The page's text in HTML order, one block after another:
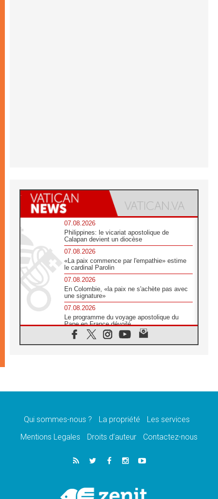
07.08.2026
Philippines: le vicariat apostolique de
Calapan devient un diocèse
07.08.2026
«La paix commence par l'empathie» estime
le cardinal Parolin
07.08.2026
En Colombie, «la paix ne s'achète pas avec
une signature»
07.08.2026
Le programme du voyage apostolique du
Pape en France dévoilé
07.08.2026
1ère Conférence continentale sur l'éducation
07.08.2026
07.08.2026
lancement des «dix jours de prière pour la
06.08.2026
Préparatifs des JMJ 2027 à Séoul: «c'est
Chrétiens et confucéens: respect et sagesse
Qui sommes-nous ? La propriété
Les services
Mentions Legales
Droits d’auteur Contactez-nous